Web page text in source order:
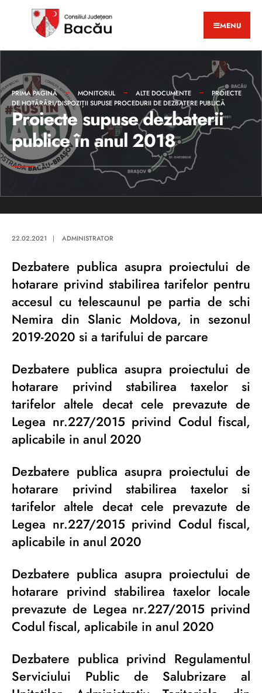
MENU
PRIMA PAGINĂ MONITORUL ALTE DOCUMENTE
PROIECTE
DE HOTĂRÂRI/DISPOZIȚII SUPUSE PROCEDURII DE DEZBATERE PUBLICĂ
Proiecte supuse dezbaterii
publice în anul 2018
22.02.2021 | ADMINISTRATOR
Dezbatere publica asupra proiectului de
hotarare privind stabilirea tarifelor pentru
accesul cu telescaunul pe partia de schi
Nemira din Slanic Moldova, in sezonul
2019-2020 si a tarifului de parcare
Dezbatere publica asupra proiectului de
hotarare privind stabilirea taxelor si
tarifelor altele decat cele prevazute de
Legea nr.227/2015 privind Codul fiscal,
aplicabile in anul 2020
Dezbatere publica asupra proiectului de
hotarare privind stabilirea taxelor si
tarifelor altele decat cele prevazute de
Legea nr.227/2015 privind Codul fiscal,
aplicabile in anul 2020
Dezbatere publica asupra proiectului de
hotarare privind stabilirea taxelor locale
prevazute de Legea nr.227/2015 privind
Codul fiscal, aplicabile in anul 2020
Dezbatere publica privind Regulamentul
Serviciului Public de Salubrizare al